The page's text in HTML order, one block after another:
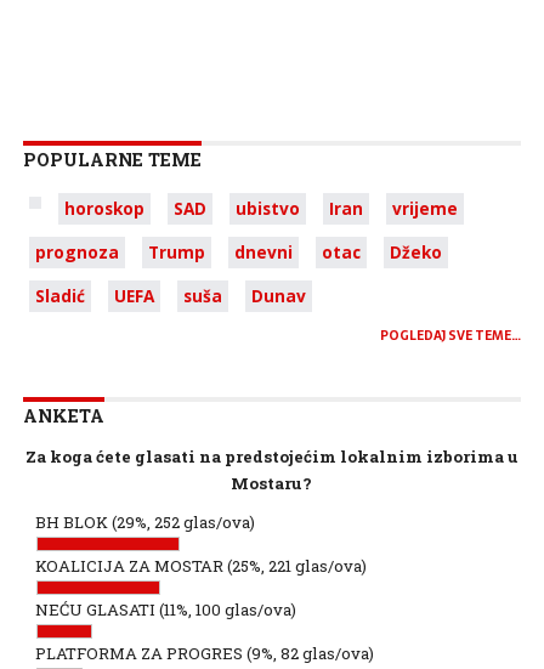
POPULARNE TEME
horoskop SAD ubistvo Iran
vrijeme
prognoza
Trump dnevni otac
Džeko
Sladić
UEFA suša Dunav
POGLEDAJ SVE TEME…
ANKETA
Za koga ćete glasati na predstojećim lokalnim izborima u
Mostaru?
BH BLOK(29%, 252 glas/ova)
KOALICIJA ZA MOSTAR(25%, 221 glas/ova)
NEĆU GLASATI (11%, 100 glas/ova)
PLATFORMA ZA PROGRES (9%, 82 glas/ova)